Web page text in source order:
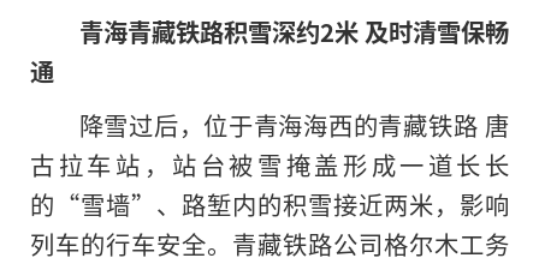
青海青藏铁路积雪深约2米 及时清雪保畅
通
降雪过后，位于青海海西的青藏铁路 唐
古拉车站，站台被雪掩盖形成一道长长
的 “雪墙”、路堑内的积雪接近两米，影响
列车的行车安全。青藏铁路公司格尔木工务